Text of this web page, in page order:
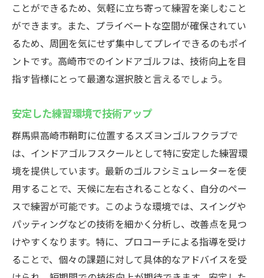
ことができるため、気軽に立ち寄って練習を楽しむこと
ができます。また、プライベートな空間が確保されてい
るため、周囲を気にせず集中してプレイできるのもポイ
ントです。高崎市でのインドアゴルフは、技術向上を目
指す皆様にとって最適な選択肢と言えるでしょう。
安定した練習環境で技術アップ
群馬県高崎市鞘町に位置するスズヨンゴルフクラブで
は、インドアゴルフスクールとして特に安定した練習環
境を提供しています。最新のゴルフシミュレーターを使
用することで、天候に左右されることなく、自分のペー
スで練習が可能です。このような環境では、スイングや
パッティングなどの技術を細かく分析し、改善点を見つ
けやすくなります。特に、プロコーチによる指導を受け
ることで、個々の課題に対して具体的なアドバイスを受